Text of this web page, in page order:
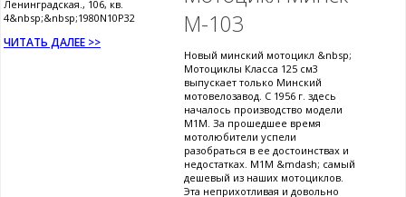
Ленинградская., 106, кв.
4&nbsp;&nbsp;1980N10P32
ЧИТАТЬ ДАЛЕЕ >>
М-103
Новый минский мотоцикл &nbsp;
Мотоциклы Класса 125 см3
выпускает только Минский
мотовелозавод. С 1956 г. здесь
началось производство модели
М1М. За прошедшее время
мотолюбители успели
разобраться в ее достоинствах и
недостатках. М1М &mdash; самый
дешевый из наших мотоциклов.
Эта неприхотливая и довольно